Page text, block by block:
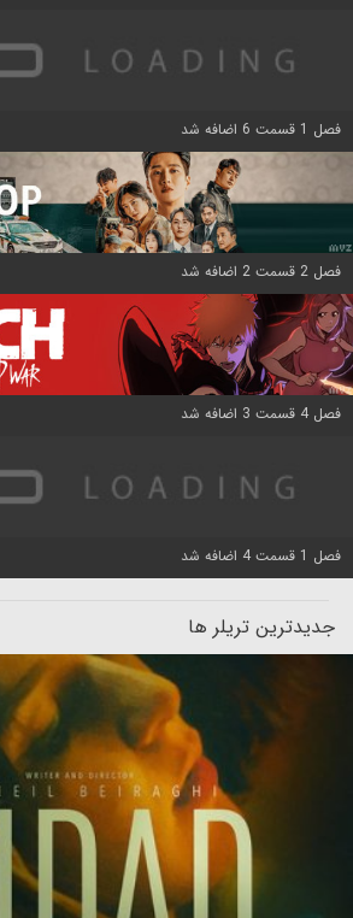
فصل 1 قسمت 6 اضافه شد
فصل 2 قسمت 2 اضافه شد
فصل 4 قسمت 3 اضافه شد
فصل 1 قسمت 4 اضافه شد
جدیدترین تریلر ها